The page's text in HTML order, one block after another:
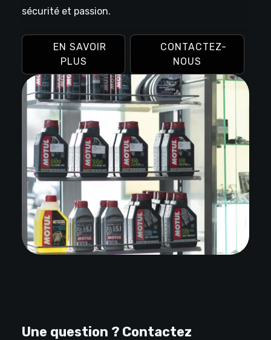
sécurité et passion.
EN SAVOIR
PLUS
CONTACTEZ-
NOUS
Une question ? Contactez